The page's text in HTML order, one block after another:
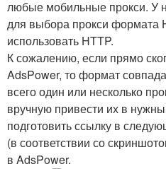
любые мобильные прокси. У
для выбора прокси формата
использовать HTTP.
К сожалению, если прямо
AdsPower, то формат
всего один или несколько
вручную привести их в
подготовить ссылку в
(в соответствии со
в AdsPower.